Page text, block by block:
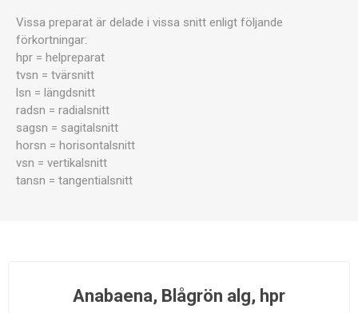
Vissa preparat är delade i vissa snitt enligt följande
förkortningar:
hpr = helpreparat
tvsn = tvärsnitt
lsn = längdsnitt
radsn = radialsnitt
sagsn = sagitalsnitt
horsn = horisontalsnitt
vsn = vertikalsnitt
tansn = tangentialsnitt
Anabaena, Blågrön alg, hpr